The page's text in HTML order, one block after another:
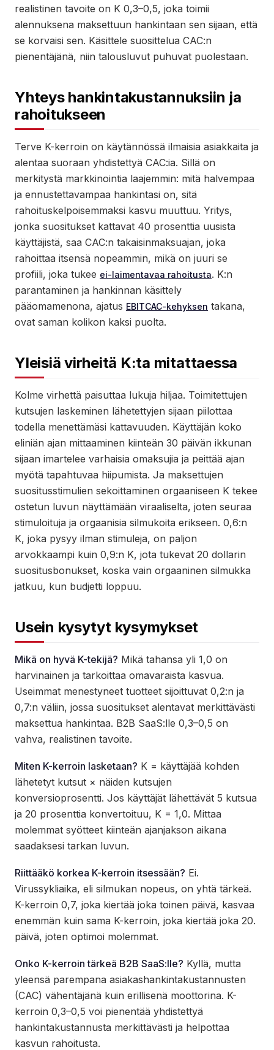
realistinen tavoite on K 0,3–0,5, joka toimii
alennuksena maksettuun hankintaan sen sijaan, että
se korvaisi sen. Käsittele suosittelua CAC:n
pienentäjänä, niin talousluvut puhuvat puolestaan.
Yhteys hankintakustannuksiin ja
rahoitukseen
Terve K-kerroin on käytännössä ilmaisia asiakkaita ja
alentaa suoraan yhdistettyä CAC:ia. Sillä on
merkitystä markkinointia laajemmin: mitä halvempaa
ja ennustettavampaa hankintasi on, sitä
rahoituskelpoisemmaksi kasvu muuttuu. Yritys,
jonka suositukset kattavat 40 prosenttia uusista
käyttäjistä, saa CAC:n takaisinmaksuajan, joka
rahoittaa itsensä nopeammin, mikä on juuri se
profiili, joka tukee ei-laimentavaa rahoitusta. K:n
parantaminen ja hankinnan käsittely
pääomamenona, ajatus EBITCAC-kehyksen takana,
ovat saman kolikon kaksi puolta.
Yleisiä virheitä K:ta mitattaessa
Kolme virhettä paisuttaa lukuja hiljaa. Toimitettujen
kutsujen laskeminen lähetettyjen sijaan piilottaa
todella menettämäsi kattavuuden. Käyttäjän koko
eliniän ajan mittaaminen kiinteän 30 päivän ikkunan
sijaan imartelee varhaisia omaksujia ja peittää ajan
myötä tapahtuvaa hiipumista. Ja maksettujen
suositusstimulien sekoittaminen orgaaniseen K tekee
ostetun luvun näyttämään viraaliselta, joten seuraa
stimuloituja ja orgaanisia silmukoita erikseen. 0,6:n
K, joka pysyy ilman stimuleja, on paljon
arvokkaampi kuin 0,9:n K, jota tukevat 20 dollarin
suositusbonukset, koska vain orgaaninen silmukka
jatkuu, kun budjetti loppuu.
Usein kysytyt kysymykset
Mikä on hyvä K-tekijä? Mikä tahansa yli 1,0 on
harvinainen ja tarkoittaa omavaraista kasvua.
Useimmat menestyneet tuotteet sijoittuvat 0,2:n ja
0,7:n väliin, jossa suositukset alentavat merkittävästi
maksettua hankintaa. B2B SaaS:lle 0,3–0,5 on
vahva, realistinen tavoite.
Miten K-kerroin lasketaan? K = käyttäjää kohden
lähetetyt kutsut × näiden kutsujen
konversioprosentti. Jos käyttäjät lähettävät 5 kutsua
ja 20 prosenttia konvertoituu, K = 1,0. Mittaa
molemmat syötteet kiinteän ajanjakson aikana
saadaksesi tarkan luvun.
Riittääkö korkea K-kerroin itsessään? Ei.
Virussykliaika, eli silmukan nopeus, on yhtä tärkeä.
K-kerroin 0,7, joka kiertää joka toinen päivä, kasvaa
enemmän kuin sama K-kerroin, joka kiertää joka 20.
päivä, joten optimoi molemmat.
Onko K-kerroin tärkeä B2B SaaS:lle? Kyllä, mutta
yleensä parempana asiakashankintakustannusten
(CAC) vähentäjänä kuin erillisenä moottorina. K-
kerroin 0,3–0,5 voi pienentää yhdistettyä
hankintakustannusta merkittävästi ja helpottaa
kasvun rahoitusta.